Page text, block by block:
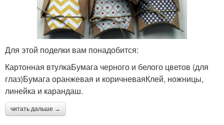
Для этой поделки вам понадобится:
Картонная втулкаБумага черного и белого цветов (для
глаз)Бумага оранжевая и коричневаяКлей, ножницы,
линейка и карандаш.
читать дальше →